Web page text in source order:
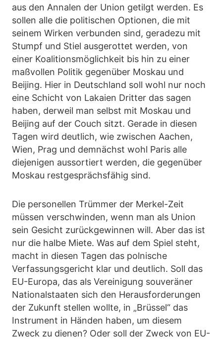
aus den Annalen der Union getilgt werden. Es
sollen alle die politischen Optionen, die mit
seinem Wirken verbunden sind, geradezu mit
Stumpf und Stiel ausgerottet werden, von
einer Koalitionsmöglichkeit bis hin zu einer
maßvollen Politik gegenüber Moskau und
Beijing. Hier in Deutschland soll wohl nur noch
eine Schicht von Lakaien Dritter das sagen
haben, derweil man selbst mit Moskau und
Beijing auf der Couch sitzt. Gerade in diesen
Tagen wird deutlich, wie zwischen Aachen,
Wien, Prag und demnächst wohl Paris alle
diejenigen aussortiert werden, die gegenüber
Moskau restgesprächsfähig sind.
Die personellen Trümmer der Merkel-Zeit
müssen verschwinden, wenn man als Union
sein Gesicht zurückgewinnen will. Aber das ist
nur die halbe Miete. Was auf dem Spiel steht,
macht in diesen Tagen das polnische
Verfassungsgericht klar und deutlich. Soll das
EU-Europa, das als Vereinigung souveräner
Nationalstaaten sich den Herausforderungen
der Zukunft stellen wollte, in „Brüssel“ das
Instrument in Händen haben, um diesem
Zweck zu dienen? Oder soll der Zweck von EU-